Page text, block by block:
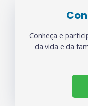
Conheça e
da vida e da